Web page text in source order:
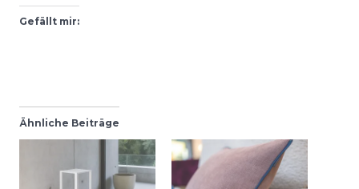
Gefällt mir:
Ähnliche Beiträge